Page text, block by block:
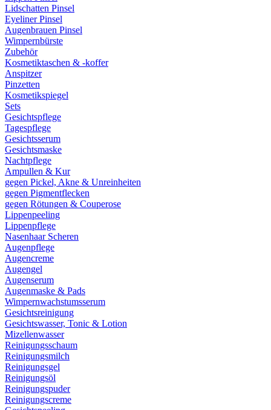
Lidschatten Pinsel
Eyeliner Pinsel
Augenbrauen Pinsel
Wimpernbürste
Zubehör
Kosmetiktaschen & -koffer
Anspitzer
Pinzetten
Kosmetikspiegel
Sets
Gesichtspflege
Tagespflege
Gesichtsserum
Gesichtsmaske
Nachtpflege
Ampullen & Kur
gegen Pickel, Akne & Unreinheiten
gegen Pigmentflecken
gegen Rötungen & Couperose
Lippenpeeling
Lippenpflege
Nasenhaar Scheren
Augenpflege
Augencreme
Augengel
Augenserum
Augenmaske & Pads
Wimpernwachstumsserum
Gesichtsreinigung
Gesichtswasser, Tonic & Lotion
Mizellenwasser
Reinigungsschaum
Reinigungsmilch
Reinigungsgel
Reinigungsöl
Reinigungspuder
Reinigungscreme